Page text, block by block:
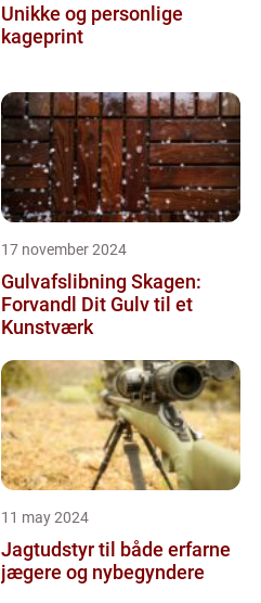
Unikke og personlige
kageprint
17 november 2024
Gulvafslibning Skagen:
Forvandl Dit Gulv til et
Kunstværk
11 may 2024
Jagtudstyr til både erfarne
jægere og nybegyndere